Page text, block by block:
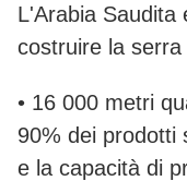
L'Arabia Saudita
costruire la
• 16 000 metri
90% dei prodotti
e la capacità di